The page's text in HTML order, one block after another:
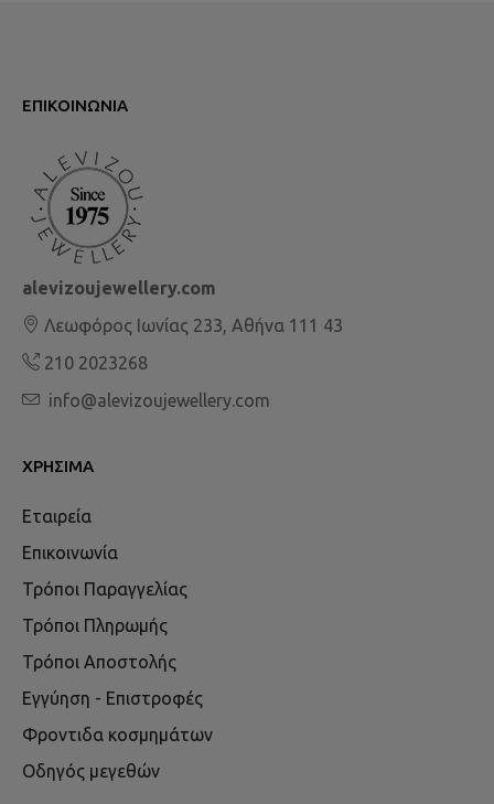
ΕΠΙΚΟΙΝΩΝΊΑ
alevizoujewellery.com
Λεωφόρος Ιωνίας 233, Αθήνα 111 43
210 2023268
info@alevizoujewellery.com
ΧΡΉΣΙΜΑ
Εταιρεία
Επικοινωνία
Τρόποι Παραγγελίας
Τρόποι Πληρωμής
Τρόποι Αποστολής
Εγγύηση - Επιστροφές
Φροντιδα κοσμημάτων
Οδηγός μεγεθών